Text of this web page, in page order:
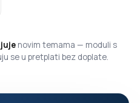
novim temama — moduli s
se u pretplati bez doplate.